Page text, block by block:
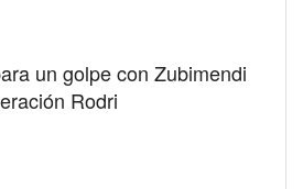
un golpe con Zubimendi
Rodri